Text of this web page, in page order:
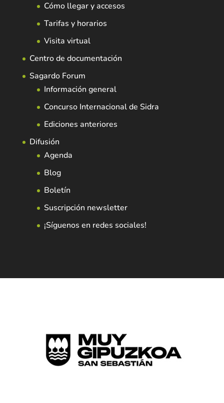
Cómo llegar y accesos
Tarifas y horarios
Visita virtual
Centro de documentación
Sagardo Forum
Información general
Concurso Internacional de Sidra
Ediciones anteriores
Difusión
Agenda
Blog
Boletín
Suscripción newsletter
¡Síguenos en redes sociales!